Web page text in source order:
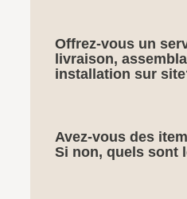
Offrez-vous un
livraison,
installation sur
Avez-vous des
Si non, quels sont